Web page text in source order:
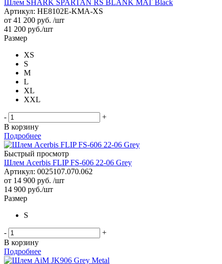
Шлем SHARK SPARTAN RS BLANK MAT Black
Артикул: HE8102E-KMA-XS
от 41 200 руб. /шт
41 200 руб./шт
Размер
XS
S
M
L
XL
XXL
-
+
В корзину
Подробнее
Быстрый просмотр
Шлем Acerbis FLIP FS-606 22-06 Grey
Артикул: 0025107.070.062
от 14 900 руб. /шт
14 900 руб./шт
Размер
S
-
+
В корзину
Подробнее